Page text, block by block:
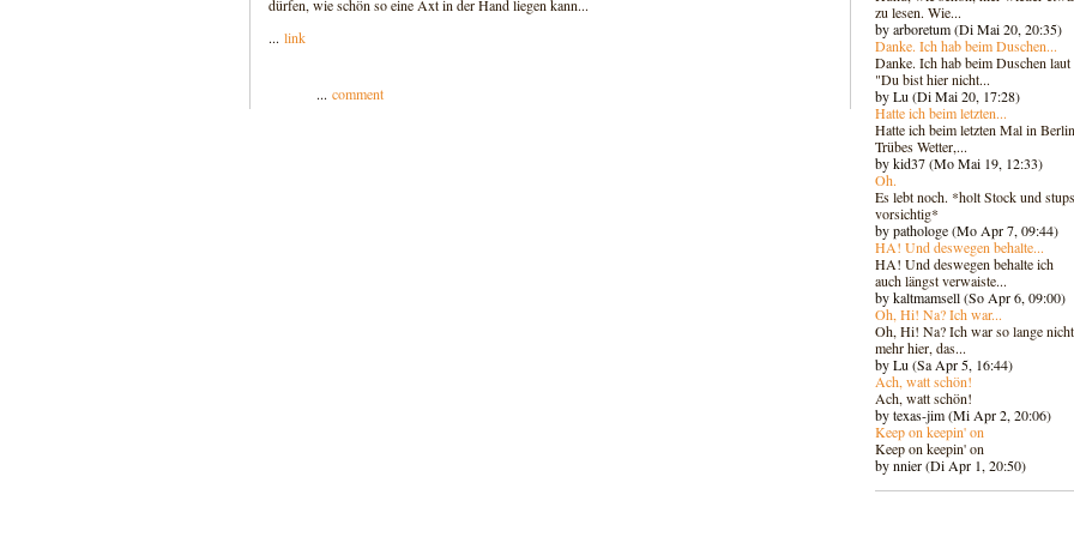
dürfen, wie schön so eine Axt in der Hand liegen kann...
... link
... comment
zu lesen. Wie...
by arboretum (Di Mai 20, 20:35)
Danke. Ich hab beim Duschen...
Danke. Ich hab beim Duschen laut
"Du bist hier nicht...
by Lu (Di Mai 20, 17:28)
Hatte ich beim letzten...
Hatte ich beim letzten Mal in
Trübes Wetter,...
by kid37 (Mo Mai 19, 12:33)
Oh.
Es lebt noch. *holt Stock und
vorsichtig*
by pathologe (Mo Apr 7, 09:44)
HA! Und deswegen behalte...
HA! Und deswegen behalte ich
auch längst verwaiste...
by kaltmamsell (So Apr 6, 09:00)
Oh, Hi! Na? Ich war...
Oh, Hi! Na? Ich war so lange nicht
mehr hier, das...
by Lu (Sa Apr 5, 16:44)
Ach, watt schön!
Ach, watt schön!
by texas-jim (Mi Apr 2, 20:06)
Keep on keepin' on
Keep on keepin' on
by nnier (Di Apr 1, 20:50)